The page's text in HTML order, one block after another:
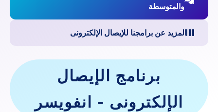
والمتوسطة
المزيد عن برامجنا للإيصال الإلكترونى
برنامج الإيصال
الإلكترونى - انفويسر